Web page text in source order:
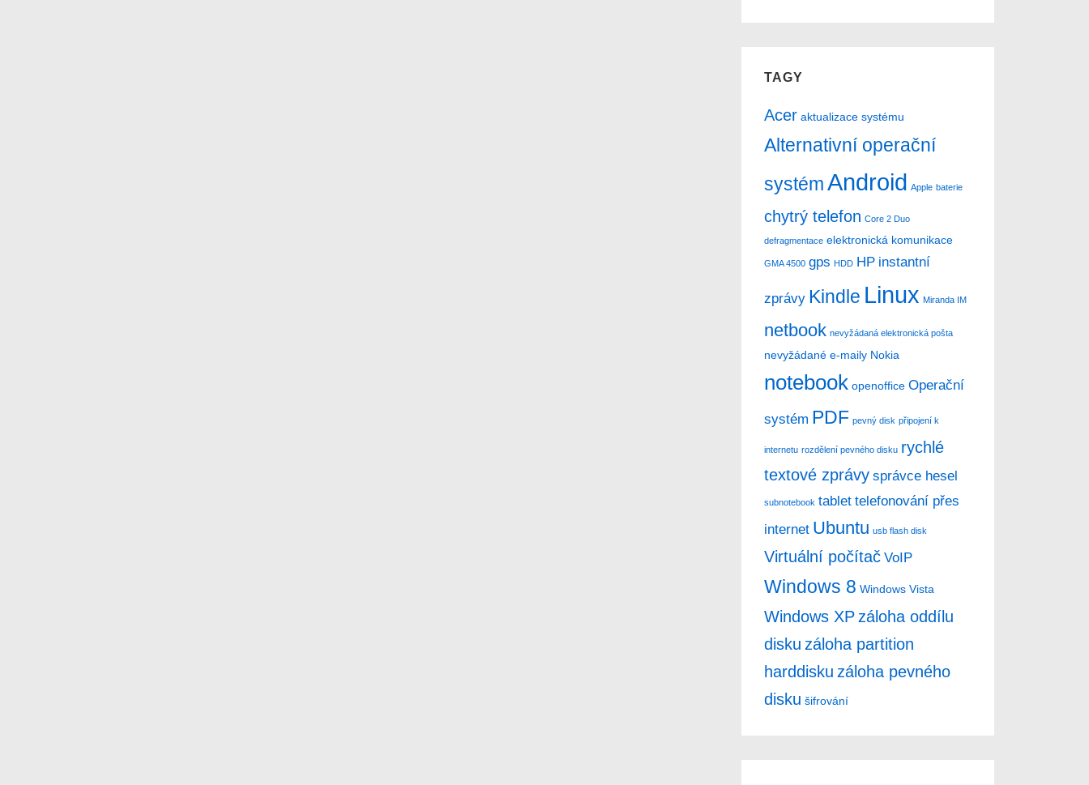
TAGY
Acer aktualizace systému
Alternativní operační
systémAndroid Apple baterie
chytrý telefon Core 2 Duo
defragmentace elektronická komunikace
GMA 4500 gps HDD HP instantní
zprávy Kindle Linux Miranda IM
netbook nevyžádaná elektronická pošta
nevyžádané e-maily Nokia
notebook openoffice Operační
systém PDF pevný disk připojení k
internetu rozdělení pevného disku rychlé
textové zprávy správce hesel
subnotebook tablet telefonování přes
internet Ubuntu usb flash disk
Virtuální počítač VoIP
Windows 8 Windows Vista
Windows XP záloha oddílu
disku záloha partition
harddisku záloha pevného
disku šifrování